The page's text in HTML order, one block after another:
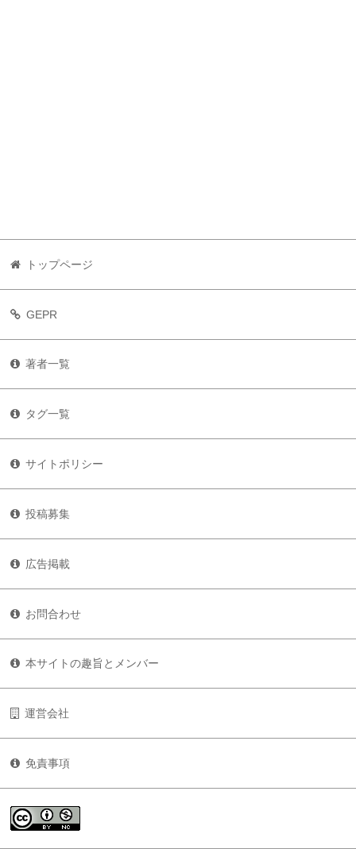
トップページ
GEPR
著者一覧
タグ一覧
サイトポリシー
投稿募集
広告掲載
お問合わせ
本サイトの趣旨とメンバー
運営会社
免責事項